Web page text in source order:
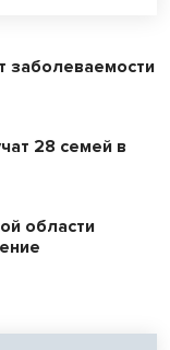
заболеваемости
28 семей в
области